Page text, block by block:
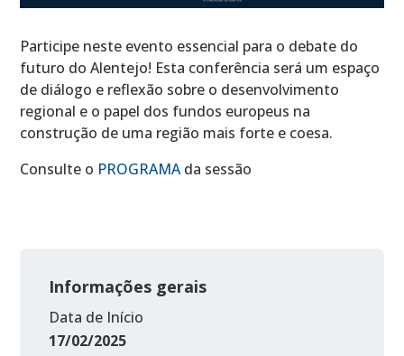
Participe neste evento essencial para o debate do
futuro do Alentejo! Esta conferência será um espaço
de diálogo e reflexão sobre o desenvolvimento
regional e o papel dos fundos europeus na
construção de uma região mais forte e coesa.
Consulte o PROGRAMAda sessão
Informações gerais
Data de Início
17/02/2025